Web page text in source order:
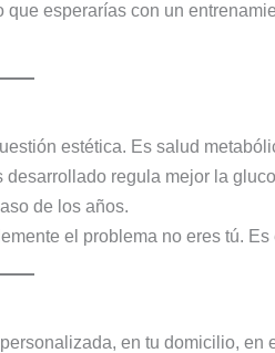
que esperarías con un
estética. Es salud
regula mejor la
de los años.
el problema no eres tú. Es
en tu domicilio, en